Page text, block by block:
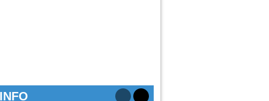
2026-2027 : les 24 équipes connues